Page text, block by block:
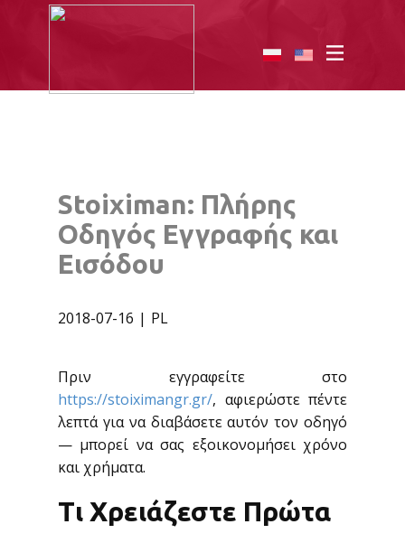
Stoiximan: Πλήρης
Οδηγός Εγγραφής και
Εισόδου
2018-07-16 PL
Πριν εγγραφείτε στο
https://stoiximangr.gr/, αφιερώστε πέντε
λεπτά για να διαβάσετε αυτόν τον οδηγό
— μπορεί να σας εξοικονομήσει χρόνο
και χρήματα.
Τι Χρειάζεστε Πρώτα